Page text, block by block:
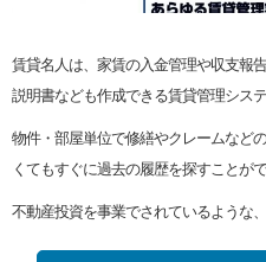
賃貸名人は、家賃の入金管理や収支報
説明書なども作成できる賃貸管理システ
物件・部屋単位で修繕やクレームなど
くてもすぐに過去の履歴を探すことがで
不動産投資を事業でされているような